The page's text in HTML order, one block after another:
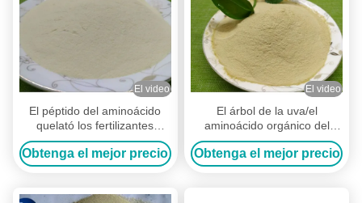
El video
El péptido del aminoácido
quelató los fertilizantes
complejos de Npk de las
cosechas del potasio
Obtenga el mejor precio
El video
El árbol de la uva/el
aminoácido orgánico del
fertilizante del árbol frutal
quelató los minerales
Obtenga el mejor precio